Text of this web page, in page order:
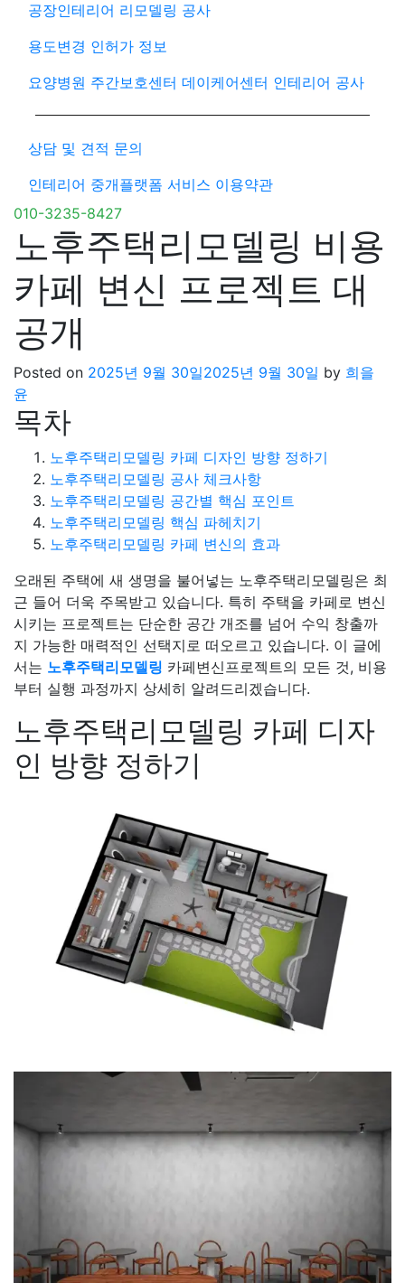
공장인테리어 리모델링 공사
용도변경 인허가 정보
요양병원 주간보호센터 데이케어센터 인테리어 공사
상담 및 견적 문의
인테리어 중개플랫폼 서비스 이용약관
010-3235-8427
노후주택리모델링 비용
카페 변신 프로젝트 대
공개
Posted on 2025년 9월 30일2025년 9월 30일 by 희을
윤
목차
노후주택리모델링 카페 디자인 방향 정하기
노후주택리모델링 공사 체크사항
노후주택리모델링 공간별 핵심 포인트
노후주택리모델링 핵심 파헤치기
노후주택리모델링 카페 변신의 효과
오래된 주택에 새 생명을 불어넣는 노후주택리모델링은 최
근 들어 더욱 주목받고 있습니다. 특히 주택을 카페로 변신
시키는 프로젝트는 단순한 공간 개조를 넘어 수익 창출까
지 가능한 매력적인 선택지로 떠오르고 있습니다. 이 글에
서는 노후주택리모델링 카페변신프로젝트의 모든 것, 비용
부터 실행 과정까지 상세히 알려드리겠습니다.
노후주택리모델링 카페 디자
인 방향 정하기